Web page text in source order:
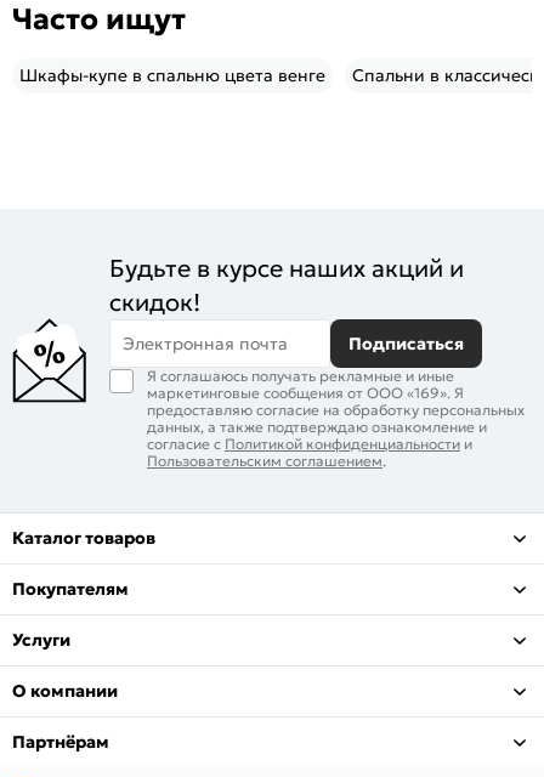
Часто ищут
Шкафы-купе в спальню цвета венге Спальни в
Будьте в курсе наших акций и
скидок!
Электронная почта Подписаться
Я соглашаюсь получать рекламные и иные
маркетинговые сообщения от ООО «169». Я
предоставляю согласие на обработку персональных
данных, а также подтверждаю ознакомление и
согласие с Политикой конфиденциальности и
Пользовательским соглашением.
Каталог товаров
Покупателям
Услуги
О компании
Партнёрам